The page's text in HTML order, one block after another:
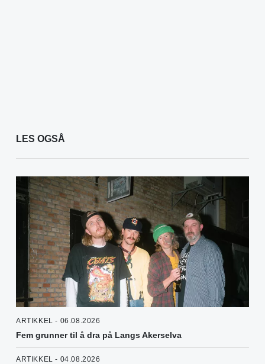
LES OGSÅ
ARTIKKEL - 06.08.2026
Fem grunner til å dra på Langs Akerselva
ARTIKKEL - 04.08.2026